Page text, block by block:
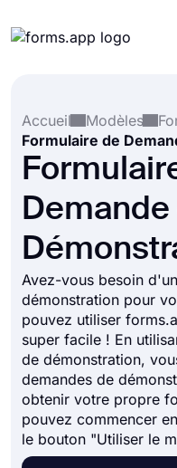
Intégrations
Modèles
Ressources
Accueil
Modèles
Demande
Avez-vous besoin
démonstration pour
pouvez utiliser
super facile ! En
de démonstration,
demandes de
obtenir votre propre
pouvez commencer
le bouton "Utiliser le